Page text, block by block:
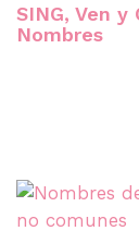
SING, Ven y
Nombres